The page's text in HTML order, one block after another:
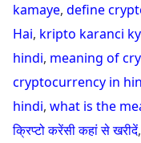
kamaye, define
Hai, kripto karanci
hindi, meaning of
cryptocurrency in
hindi, what is the
क्रिप्टो करेंसी कहां से खरीदें